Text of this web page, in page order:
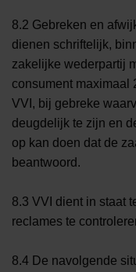
8.2 Gebreken en
dienen schriftelijk,
zakelijke wederpartij
consument maximaal
VVI, bij gebreke
deugdelijk te zijn en
op kan doen dat de
beantwoord.
8.3 VVI dient in staat
reclames te
8.4 De navolgende